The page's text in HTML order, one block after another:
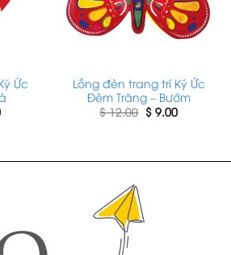
Ức
Giá
hiện
Lồng đèn trang trí Ký Ức
Đêm Trăng – Bướm
$12.00 Giá
gốc
$9.00Giá
hiện